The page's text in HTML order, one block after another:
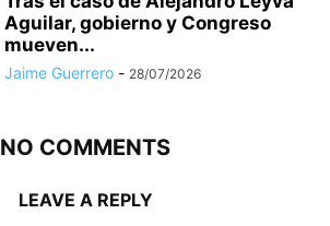
Aguilar, gobierno y Congreso
mueven...
Jaime Guerrero - 28/07/2026
NO COMMENTS
LEAVE A REPLY